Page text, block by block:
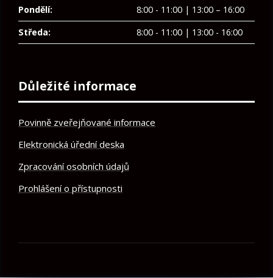
Pondělí:
8:00 - 11:00 | 13:00 – 16:00
Středa:
8:00 - 11:00 | 13:00 - 16:00
Důležité informace
Povinně zveřejňované informace
Elektronická úřední deska
Zpracování osobních údajů
Prohlášení o přístupnosti